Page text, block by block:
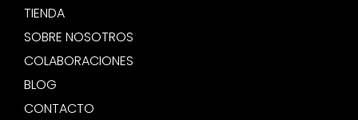
TIENDA
SOBRE NOSOTROS
COLABORACIONES
BLOG
CONTACTO